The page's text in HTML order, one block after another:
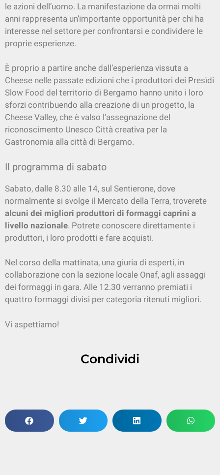
le azioni dell’uomo. La manifestazione da ormai molti
anni rappresenta un’importante opportunità per chi ha
interesse nel settore per confrontarsi e condividere le
proprie esperienze.
È proprio a partire anche dall’esperienza vissuta a
Cheese nelle passate edizioni che i produttori dei Presìdi
Slow Food del territorio di Bergamo hanno unito i loro
sforzi contribuendo alla creazione di un progetto, la
Cheese Valley, che è valso l’assegnazione del
riconoscimento Unesco Città creativa per la
Gastronomia alla città di Bergamo.
Il programma di sabato
Sabato, dalle 8.30 alle 14, sul Sentierone, dove
normalmente si svolge il Mercato della Terra, troverete
alcuni dei migliori produttori di formaggi caprini a
livello nazionale. Potrete conoscere direttamente i
produttori, i loro prodotti e fare acquisti.
Nel corso della mattinata, una giuria di esperti, in
collaborazione con la sezione locale Onaf, agli assaggi
dei formaggi in gara. Alle 12.30 verranno premiati i
quattro formaggi divisi per categoria ritenuti migliori.
Vi aspettiamo!
Condividi